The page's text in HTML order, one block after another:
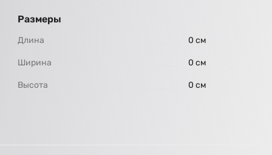
Размеры
Длина 0 см
Ширина 0 см
Высота 0 см